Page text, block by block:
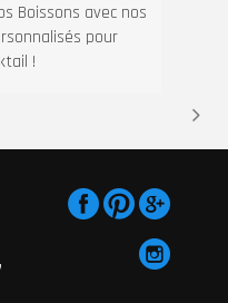
Boissons avec nos
pour
!